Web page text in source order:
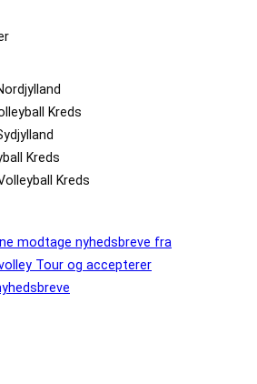
Kreds
Kreds
Kreds
modtage nyhedsbreve fra
Tour og accepterer